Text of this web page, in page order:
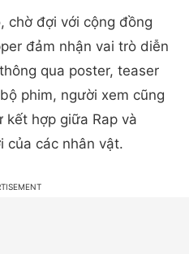
chờ đợi với cộng đồng
đảm nhận vai trò diễn
qua poster, teaser
phim, người xem cũng
kết hợp giữa Rap và
của các nhân vật.